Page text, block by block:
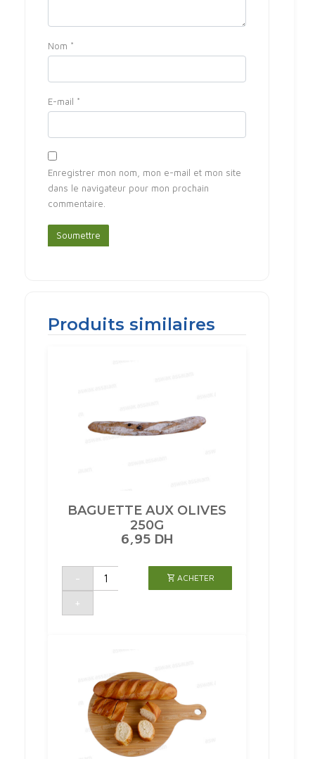
Nom *
E-mail *
Enregistrer mon nom, mon e-mail et mon site
dans le navigateur pour mon prochain
commentaire.
Produits similaires
BAGUETTE AUX OLIVES
250G
6,95 DH
-
quantité
BAGUETTE
250G
+
ACHETER